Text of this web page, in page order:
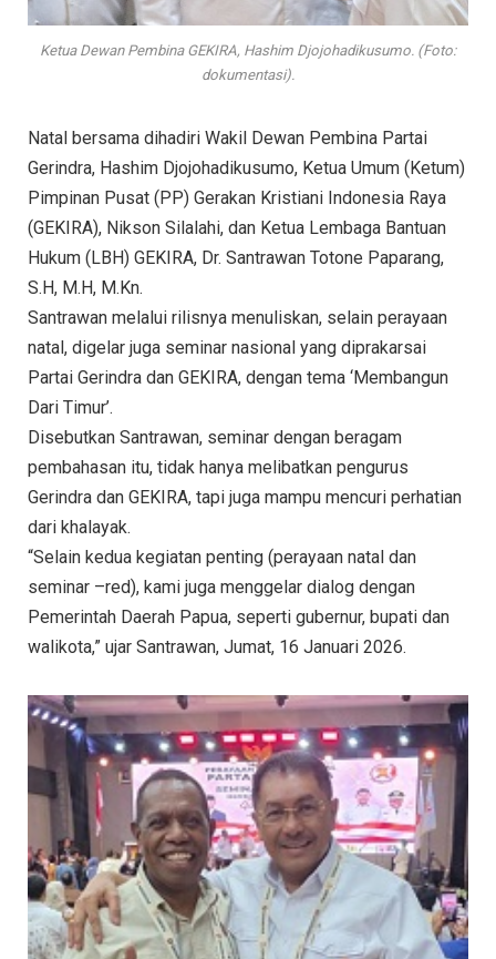
Ketua Dewan Pembina GEKIRA, Hashim Djojohadikusumo. (Foto:
dokumentasi).
Natal bersama dihadiri Wakil Dewan Pembina Partai
Gerindra, Hashim Djojohadikusumo, Ketua Umum (Ketum)
Pimpinan Pusat (PP) Gerakan Kristiani Indonesia Raya
(GEKIRA), Nikson Silalahi, dan Ketua Lembaga Bantuan
Hukum (LBH) GEKIRA, Dr. Santrawan Totone Paparang,
S.H, M.H, M.Kn.
Santrawan melalui rilisnya menuliskan, selain perayaan
natal, digelar juga seminar nasional yang diprakarsai
Partai Gerindra dan GEKIRA, dengan tema ‘Membangun
Dari Timur’.
Disebutkan Santrawan, seminar dengan beragam
pembahasan itu, tidak hanya melibatkan pengurus
Gerindra dan GEKIRA, tapi juga mampu mencuri perhatian
dari khalayak.
“Selain kedua kegiatan penting (perayaan natal dan
seminar –red), kami juga menggelar dialog dengan
Pemerintah Daerah Papua, seperti gubernur, bupati dan
walikota,” ujar Santrawan, Jumat, 16 Januari 2026.